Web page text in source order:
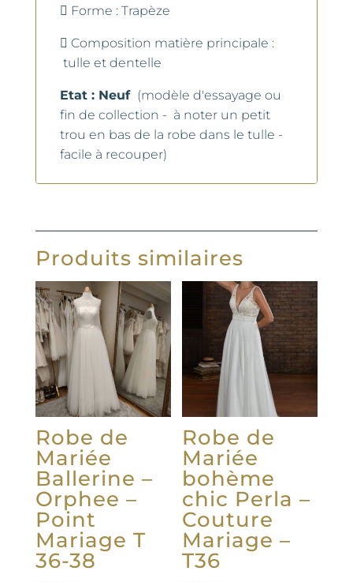
 Forme : Trapèze
 Composition matière principale :
tulle et dentelle
Etat : Neuf (modèle d'essayage ou
fin de collection - à noter un petit
trou en bas de la robe dans le tulle -
facile à recouper)
Produits similaires
Robe de
Mariée
Ballerine –
Orphee –
Point
Mariage T
36-38
Robe de
Mariée
bohème
chic Perla –
Couture
Mariage –
T36